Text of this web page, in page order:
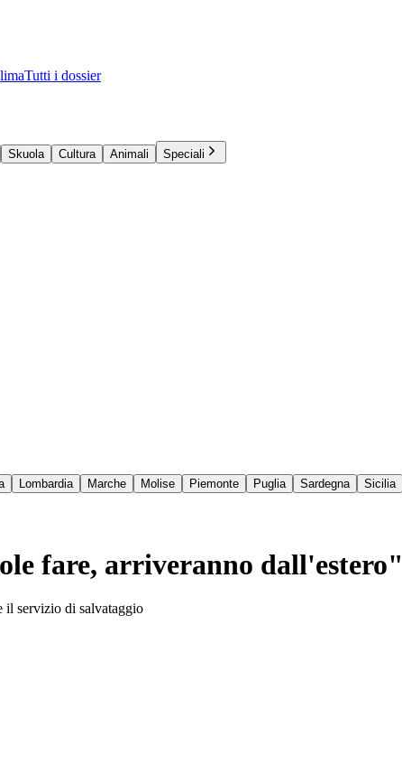
Tutti i dossier
Skuola Cultura Animali
Speciali
Lombardia Marche Molise Piemonte Puglia Sardegna Sicilia
fare, arriveranno dall'estero"
il servizio di salvataggio